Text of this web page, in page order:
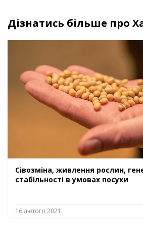
Дізнатись більше про
Сівозміна, живлення рослин,
стабільності в умовах посухи
16 лютого 2021